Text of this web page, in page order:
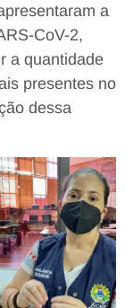
a
CoV-2,
a quantidade
presentes no
dessa